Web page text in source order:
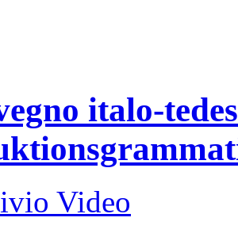
italo-
Video